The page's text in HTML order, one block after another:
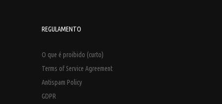
REGULAMENTO
O que é proibido (curto)
Terms of Service Agreement
Antispam Policy
GDPR